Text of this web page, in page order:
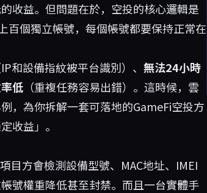
收益。但問題在於，空投的核心邏輯是
百個獨立帳號，每個帳號都要保持正常在
IP和設備指紋被平台識別）、 無法24小時
低 （重複任務容易出錯）。這時候，雲
，為你拆解一套可落地的GameFi空投方
收益」。
目方會檢測設備型號、MAC地址、IMEI
號權重降低甚至封禁。而且一台實體手